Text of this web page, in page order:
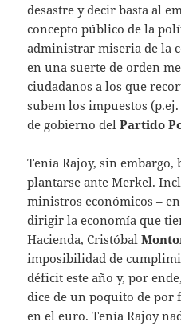
desastre y decir basta al
concepto público de la
administrar miseria de la
en una suerte de orden
ciudadanos a los que
subem los impuestos
de gobierno delPartido
Tenía Rajoy, sin embargo,
plantarse ante Merkel.
ministros económicos –
dirigir la economía que
Hacienda, Cristóbal
imposibilidad de
déficit este año y, por
dice de un poquito de por
en el euro. Tenía Rajoy